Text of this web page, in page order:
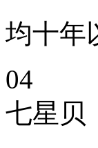
均十年
04
七星贝